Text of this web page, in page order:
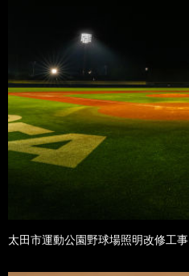
太田市運動公園野球場照明改修工事